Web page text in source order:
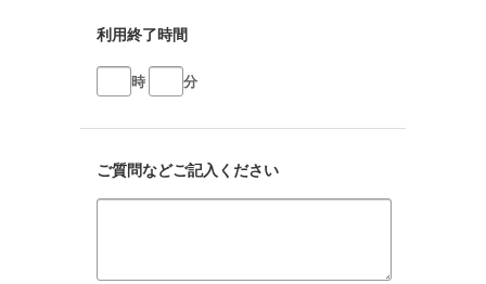
利用終了時間
時 分
ご質問などご記入ください